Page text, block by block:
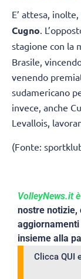
E’ attesa,
Cugno.
stagione con la
Brasile,
venendo
sudamericano
invece, anche
Levallois,
(Fonte:
VolleyNews.it
nostre notizie,
insieme alla
Clicca QUI